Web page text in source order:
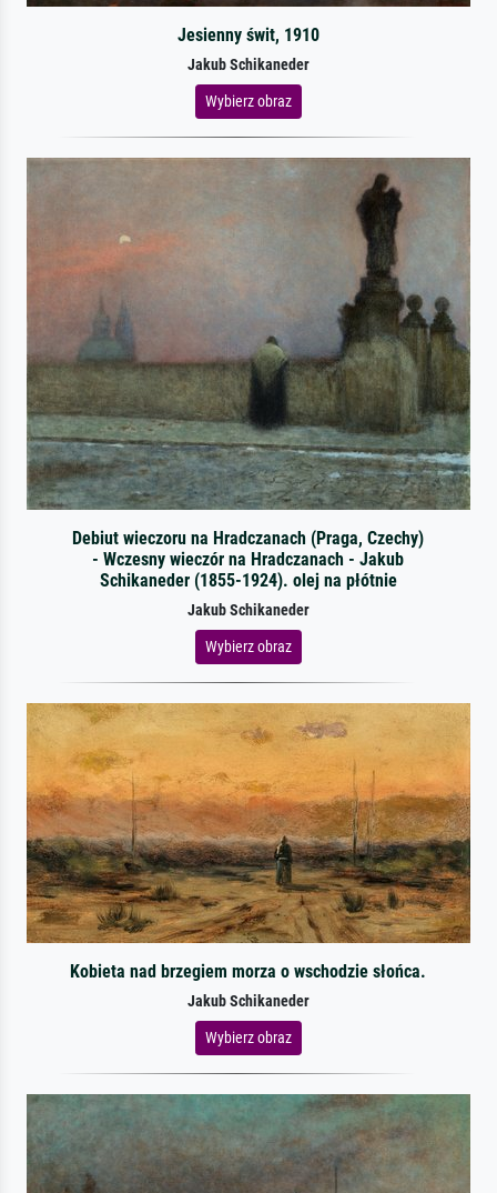
Jesienny świt, 1910
Jakub Schikaneder
Wybierz obraz
Debiut wieczoru na Hradczanach (Praga, Czechy)
- Wczesny wieczór na Hradczanach - Jakub
Schikaneder (1855-1924). olej na płótnie
Jakub Schikaneder
Wybierz obraz
Kobieta nad brzegiem morza o wschodzie słońca.
Jakub Schikaneder
Wybierz obraz